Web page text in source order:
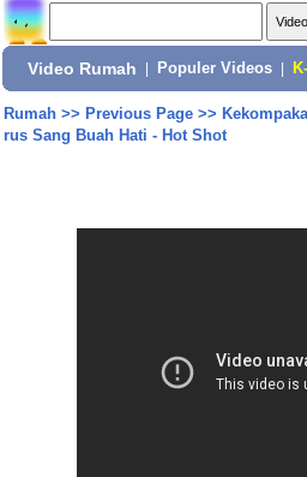
Video Rumah Populer Videos
Rumah>> Previous Page>>
rus Sang Buah Hati - Hot Shot